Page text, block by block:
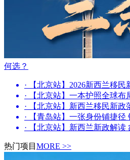
何选？
· 【北京站】2026新西兰移
· 【北京站】一本护照全球布
· 【北京站】新西兰移民新政
· 【青岛站】一张身份铺捷径
· 【北京站】新西兰新政解
热门项目 MORE >>